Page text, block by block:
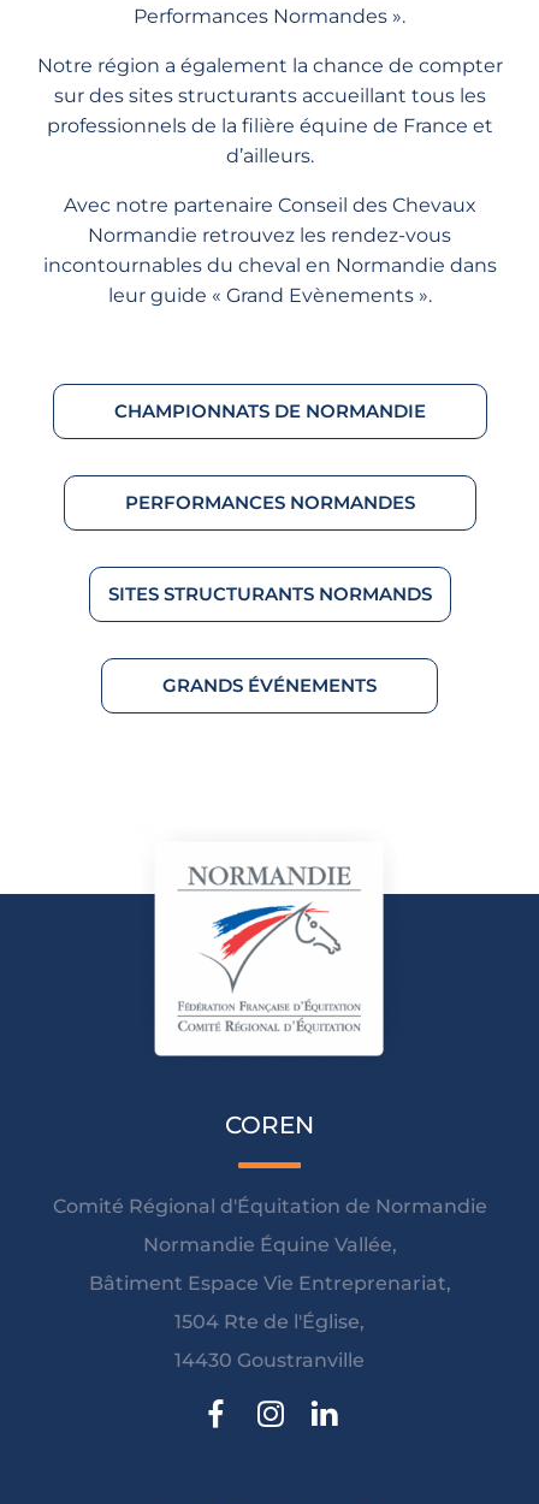
Performances Normandes ».
Notre région a également la chance de compter
sur des sites structurants accueillant tous les
professionnels de la filière équine de France et
d’ailleurs.
Avec notre partenaire Conseil des Chevaux
Normandie retrouvez les rendez-vous
incontournables du cheval en Normandie dans
leur guide « Grand Evènements ».
CHAMPIONNATS DE NORMANDIE
PERFORMANCES NORMANDES
SITES STRUCTURANTS NORMANDS
GRANDS ÉVÉNEMENTS
COREN
Comité Régional d'Équitation de Normandie
Normandie Équine Vallée,
Bâtiment Espace Vie Entreprenariat,
1504 Rte de l'Église,
14430 Goustranville